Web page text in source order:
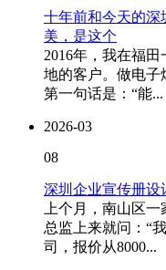
十年前和今天的深
美，是这个
2016年，我在福
地的客户。做电子
第一句话是：“能...
2026-03
08
深圳企业宣传册设
上个月，南山区
总监上来就问：“
司，报价从8000...